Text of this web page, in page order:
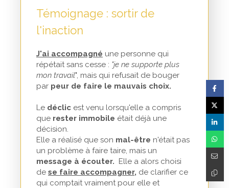
Témoignage : sortir de
l'inaction
J'ai accompagné une personne qui
répétait sans cesse : "je ne supporte plus
mon travail", mais qui refusait de bouger
par peur de faire le mauvais choix.
Le déclic est venu lorsqu'elle a compris
que rester immobile était déjà une
décision.
Elle a réalisé que son mal-être n'était pas
un problème à faire taire, mais un
message à écouter. Elle a alors choisi
de se faire accompagner, de clarifier ce
qui comptait vraiment pour elle et